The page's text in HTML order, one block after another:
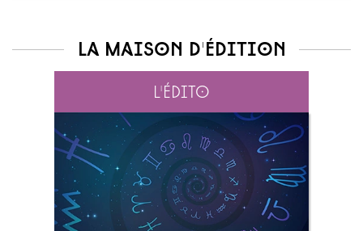
La maison d'édition
L'édito